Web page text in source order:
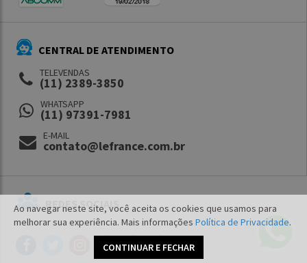
Ao navegar neste site, você aceita os cookies que usamos para
melhorar sua experiência. Mais informações Política de Privacidade.
CONTINUAR E FECHAR
CENTRAL DE ATENDIMENTO
TELEVENDAS
(11) 2389-3850
WHATSAPP
(11) 97391-7981
E-MAIL
contato@lefrance.com.br
REDES SOCIAIS